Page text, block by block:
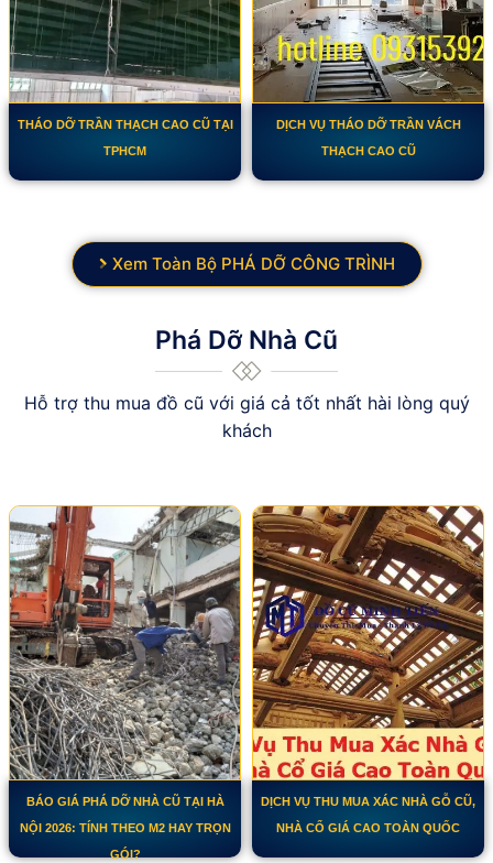
THÁO DỠ TRẦN THẠCH CAO CŨ TẠI
TPHCM
DỊCH VỤ THÁO DỠ TRẦN VÁCH
THẠCH CAO CŨ
Xem Toàn Bộ PHÁ DỠ CÔNG TRÌNH
Phá Dỡ Nhà Cũ
Hỗ trợ thu mua đồ cũ với giá cả tốt nhất hài lòng quý
khách
BÁO GIÁ PHÁ DỠ NHÀ CŨ TẠI HÀ
NỘI 2026: TÍNH THEO M2 HAY TRỌN
GÓI?
DỊCH VỤ THU MUA XÁC NHÀ GỖ CŨ,
NHÀ CỔ GIÁ CAO TOÀN QUỐC